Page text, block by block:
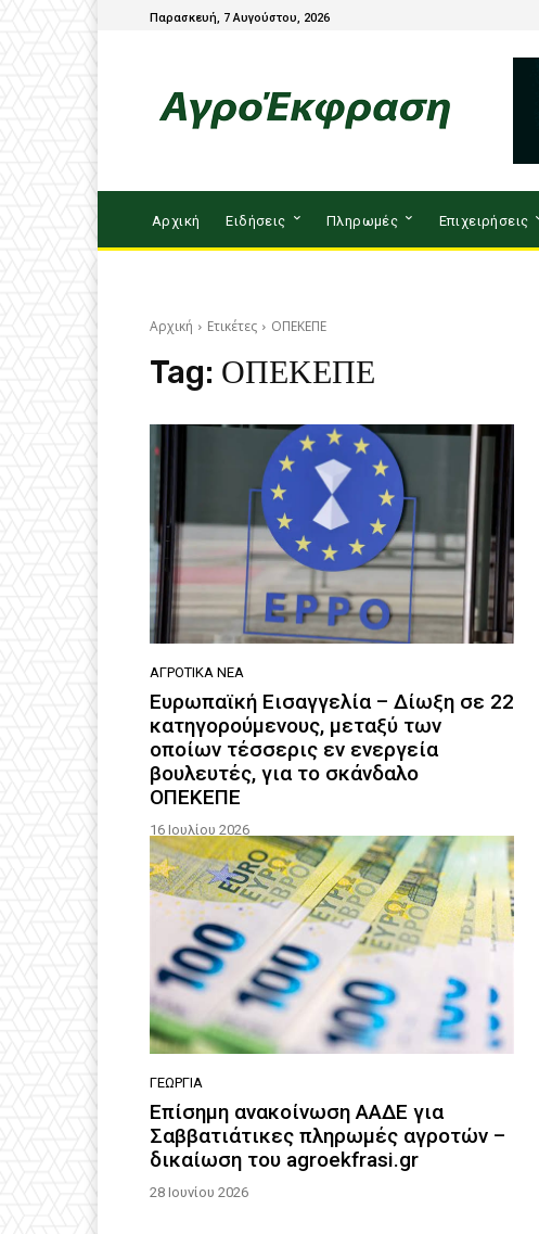
Παρασκευή, 7 Αυγούστου, 2026
Αρχική Ειδήσεις Πληρωμές Επιχειρήσεις
Αρχική Ετικέτες ΟΠΕΚΕΠΕ
Tag: ΟΠΕΚΕΠΕ
ΑΓΡΟΤΙΚΆ ΝΈΑ
Ευρωπαϊκή Εισαγγελία – Δίωξη σε 22
κατηγορούμενους, μεταξύ των
οποίων τέσσερις εν ενεργεία
βουλευτές, για το σκάνδαλο
ΟΠΕΚΕΠΕ
16 Ιουλίου 2026
ΓΕΩΡΓΊΑ
Επίσημη ανακοίνωση ΑΑΔΕ για
Σαββατιάτικες πληρωμές αγροτών –
δικαίωση του agroekfrasi.gr
28 Ιουνίου 2026